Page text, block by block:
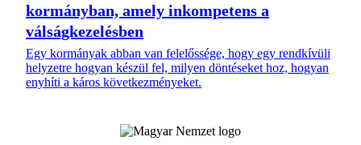
kormányban, amely inkompetens a
válságkezelésben
Egy kormányak abban van felelőssége, hogy egy rendkívüli
helyzetre hogyan készül fel, milyen döntéseket hoz, hogyan
enyhíti a káros következményeket.